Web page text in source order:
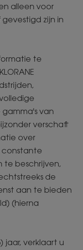
alleen voor
zijn in
te
van
verschaft
over
constante
te beschrijven,
de
aan te bieden
(hierna
jaar, verklaart u